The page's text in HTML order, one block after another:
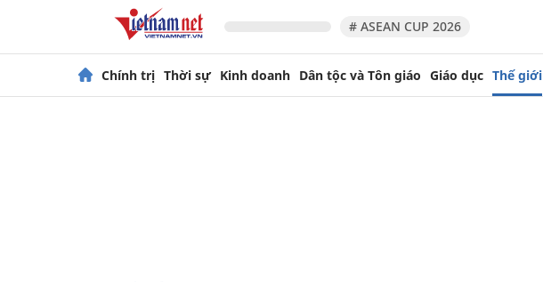
# ASEAN CUP 2026
Chính trị Thời sự Kinh doanh Dân tộc và Tôn giáo Giáo dục Thế giới